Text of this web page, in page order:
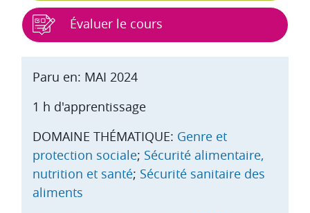
Paru en: MAI 2024
1 h d'apprentissage
DOMAINE THÉMATIQUE: Genre et
protection sociale; Sécurité alimentaire,
nutrition et santé; Sécurité sanitaire des
aliments
Évaluer le cours